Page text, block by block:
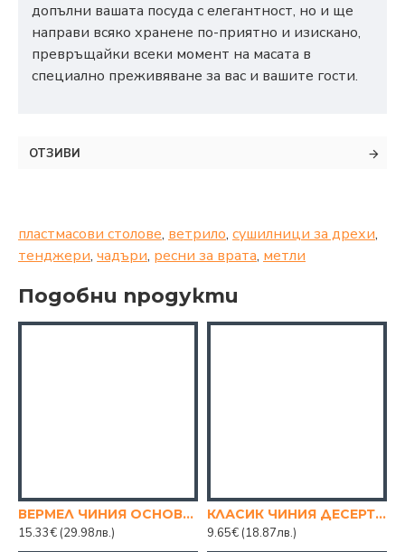
допълни вашата посуда с елегантност, но и ще
направи всяко хранене по-приятно и изискано,
превръщайки всеки момент на масата в
специално преживяване за вас и вашите гости.
ОТЗИВИ
пластмасови столове, ветрило, сушилници за дрехи,
тенджери, чадъри, ресни за врата, метли
Подобни продукти
ВЕРМЕЛ ЧИНИЯ ОСНОВНО, 23.5 СМ
15.33€ (29.98лв.)
КЛАСИК ЧИНИЯ ДЕСЕРТ 19СМ КОМПЛЕКТ 6 БР.
9.65€ (18.87лв.)